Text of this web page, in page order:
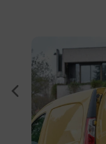
En savoir plus